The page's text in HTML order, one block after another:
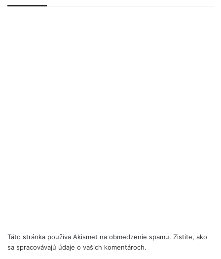
Táto stránka používa Akismet na obmedzenie spamu. Zistite, ako
sa spracovávajú údaje o vašich komentároch.